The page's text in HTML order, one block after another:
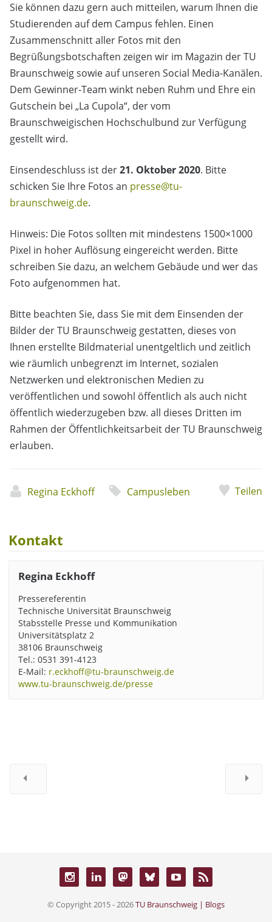
Sie können dazu gern auch mitteilen, warum Ihnen die
Studierenden auf dem Campus fehlen. Einen
Zusammenschnitt aller Fotos mit den
Begrüßungsbotschaften zeigen wir im Magazin der TU
Braunschweig sowie auf unseren Social Media-Kanälen.
Dem Gewinner-Team winkt neben Ruhm und Ehre ein
Gutschein bei „La Cupola“, der vom
Braunschweigischen Hochschulbund zur Verfügung
gestellt wird.
Einsendeschluss ist der21. Oktober 2020. Bitte
schicken Sie Ihre Fotos an presse@tu-
braunschweig.de.
Hinweis: Die Fotos sollten mit mindestens 1500×1000
Pixel in hoher Auflösung eingereicht werden. Bitte
schreiben Sie dazu, an welchem Gebäude und wer das
Foto aufgenommen hat.
Bitte beachten Sie, dass Sie mit dem Einsenden der
Bilder der TU Braunschweig gestatten, dieses von
Ihnen erstellte Bildmaterial unentgeltlich und zeitlich
wie räumlich unbegrenzt im Internet, sozialen
Netzwerken und elektronischen Medien zu
veröffentlichen und sowohl öffentlich als auch nicht
öffentlich wiederzugeben bzw. all dieses Dritten im
Rahmen der Öffentlichkeitsarbeit der TU Braunschweig
erlauben.
Regina Eckhoff Campusleben Teilen
Kontakt
Regina Eckhoff
Pressereferentin
Technische Universität Braunschweig
Stabsstelle Presse und Kommunikation
Universitätsplatz 2
38106 Braunschweig
Tel.: 0531 391-4123
E-Mail: r.eckhoff@tu-braunschweig.de
www.tu-braunschweig.de/presse
© Copyright 2015 - 2026TU Braunschweig | Blogs